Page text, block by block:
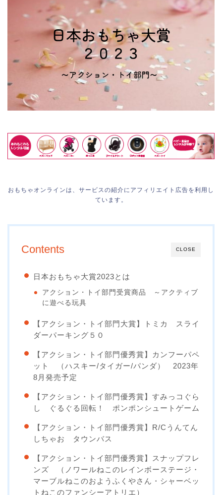
おもちゃオンラインは、サービスの紹介にアフィリエイト広告を利用し
ています。
CLOSE
Contents
日本おもちゃ大賞2023とは
アクション・トイ部門受賞商品 ～アクティブ
に遊べる玩具
【アクション・トイ部門大賞】トミカ スライ
ダーパーキング５０
【アクション・トイ部門優秀賞】カンフーパペ
ット （ハスキー/タイガー/パンダ） 2023年
8月発売予定
【アクション・トイ部門優秀賞】すみっコぐら
し ぐるぐる回転！ ポンポンシュートゲーム
【アクション・トイ部門優秀賞】R/Cうんてん
しちゃお タウンバス
【アクション・トイ部門優秀賞】スナップフレ
ンズ （ノワールねこのレインボーステージ・
マーブルねこのおようふくやさん・シャーベッ
トねこのファンシーアトリエ）